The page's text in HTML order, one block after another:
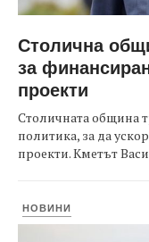
Столична
за
проекти
Столичната община
политика, за да
проекти. Кметът
НОВИНИ